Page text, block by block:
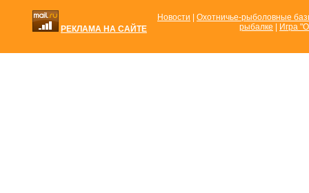
РЕКЛАМА НА САЙТЕ
Новости
Охотничье-рыболовные
рыбалке
Игра